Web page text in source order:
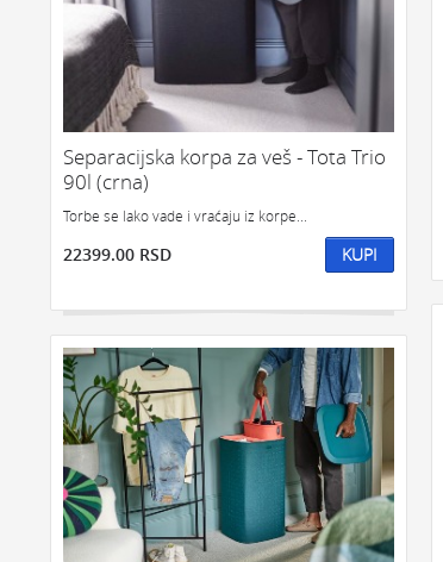
Separacijska korpa za veš - Tota Trio
90l (crna)
Torbe se lako vade i vraćaju iz korpe...
22399.00 RSD KUPI